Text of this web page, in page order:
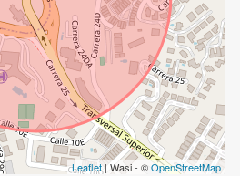
Leaflet| Wasi - ©OpenStreetMap